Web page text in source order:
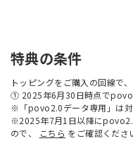
特典の条件
トッピングをご購入の回線で
① 2025年6月30日時点で
※「povo2.0データ専用」は対
※2025年7月1日以降に
ので、
こちら をご確認くださ